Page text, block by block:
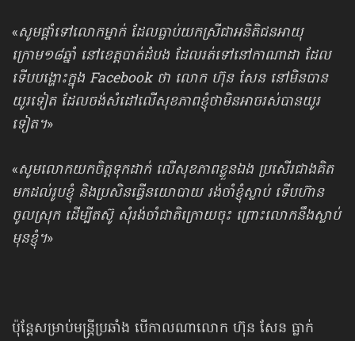
«សូមផ្តាំទៅលោកម្នាក់ ដែលធ្លាប់យកស្រីជាអនិតិជនអាយុ
ក្រោម១៨ឆ្នាំ នៅខេត្ត​បាត់ដំបង ដែលរត់ទៅនៅកាណាដា ដែល
ទើបបង្ហោះក្នុង Facebook ថា លោក ហ៊ុន សែន នៅមិនបាន​
យូរទៀត ដែលចង់សំដៅលើសុខភាពខ្ញុំថាមិនអាចរស់បានយូរ
ទៀត។»
«សូមលោកយ​កចិត្តទុកដាក់ លើសុខភាពខ្លួនឯង ប្រសើរជាងគិត
មកដល់រូបខ្ញុំ និង​ប្រសិន​ធ្វើនយោបាយ រង់ចាំខ្ញុំស្លាប់ ទើបហ៊ាន
ចូលស្រុក ដើម្បីតស៊ូ សុំរង់ចាំជាតិក្រោយចុះ ព្រោះលោក​នឹងស្លាប់
មុនខ្ញុំ។»
ប៉ុន្តែសម្រាប់មន្ត្រីប្រឆាំង បើកាលណាលោក ហ៊ុន សែន ធ្លាក់